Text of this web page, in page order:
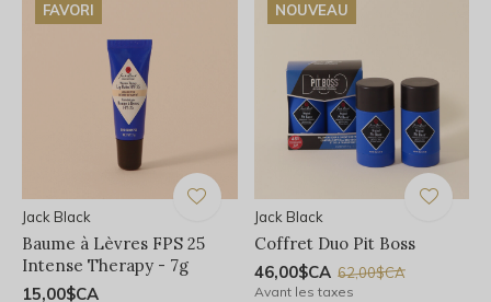
FAVORI
Jack Black
Baume à Lèvres FPS 25
Intense Therapy - 7g
15,00$CA
NOUVEAU
Jack Black
Coffret Duo Pit Boss
46,00$CA 62,00$CA
Avant les taxes